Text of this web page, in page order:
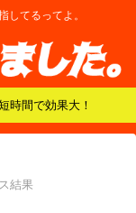
してるってよ。
時間で効果大！
結果